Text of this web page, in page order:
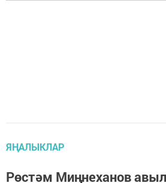
ЯҢАЛЫКЛАР
Рөстәм Миңнеханов